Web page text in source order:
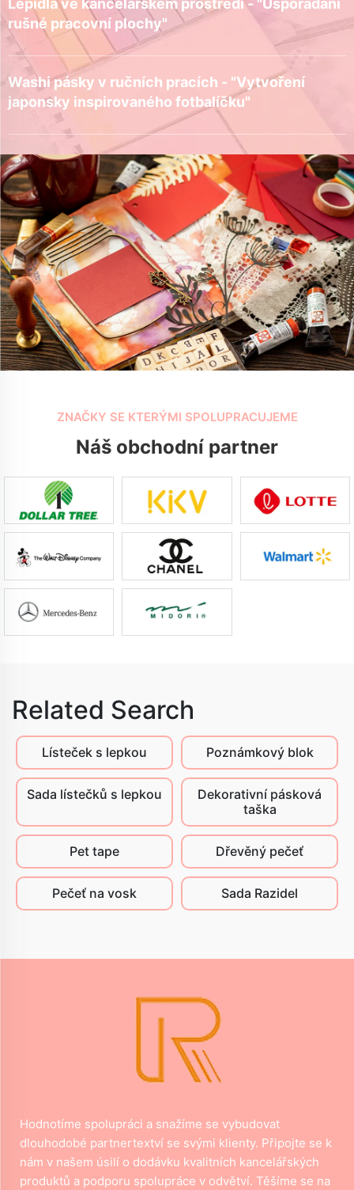
Lepidla ve kancelářském prostředí - "Uspořádání
rušné pracovní plochy"
Washi pásky v ručních pracích - "Vytvoření
japonsky inspirovaného fotbalíčku"
ZNAČKY SE KTERÝMI SPOLUPRACUJEME
Náš obchodní partner
Related Search
Lísteček s lepkou Poznámkový blok
Sada lístečků s lepkou
Dekorativní pásková
taška
Pet tape Dřevěný pečeť
Pečeť na vosk Sada Razidel
Hodnotíme spolupráci a snažíme se vybudovat
dlouhodobé partnertextví se svými klienty. Připojte se k
nám v našem úsilí o dodávku kvalitních kancelářských
produktů a podporu spolupráce v odvětví. Těšíme se na